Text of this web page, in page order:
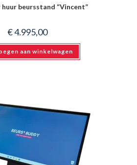
beursstand “Vincent”
€4.995,00
aan winkelwagen